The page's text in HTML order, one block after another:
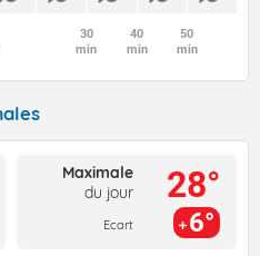
30
min
40
min
50
min
Maximale
du jour
Ecart
28°
6°